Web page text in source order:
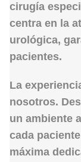
cirugía
centra en la
urológica,
pacientes.
La
nosotros.
un ambiente
cada
máxima